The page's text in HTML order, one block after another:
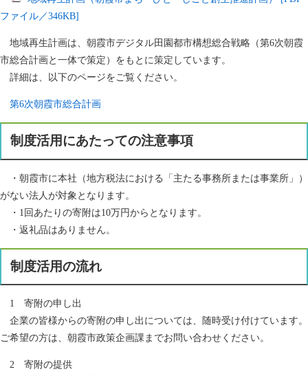
ファイル／346KB]
地域再生計画は、朝霞市デジタル田園都市構想総合戦略（第6次朝霞
市総合計画と一体で策定）をもとに策定しています。
詳細は、以下のページをご覧ください。
第6次朝霞市総合計画
制度活用にあたっての注意事項
・朝霞市に本社（地方税法における「主たる事務所または事業所」）
がない法人が対象となります。
・1回あたりの寄附は10万円からとなります。
・返礼品はありません。
制度活用の流れ
1 寄附の申し出
企業の皆様からの寄附の申し出については、随時受け付けています。
ご希望の方は、朝霞市政策企画課までお問い合わせください。
2 寄附の提供